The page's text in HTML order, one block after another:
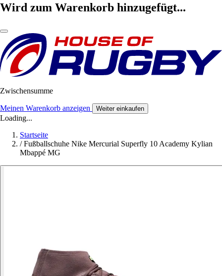
Wird zum Warenkorb hinzugefügt...
Zwischensumme
Meinen Warenkorb anzeigen Weiter einkaufen
Loading...
Startseite
/ Fußballschuhe Nike Mercurial Superfly 10 Academy Kylian
Mbappé MG